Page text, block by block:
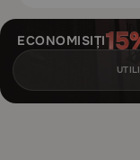
ECONOMISIȚI